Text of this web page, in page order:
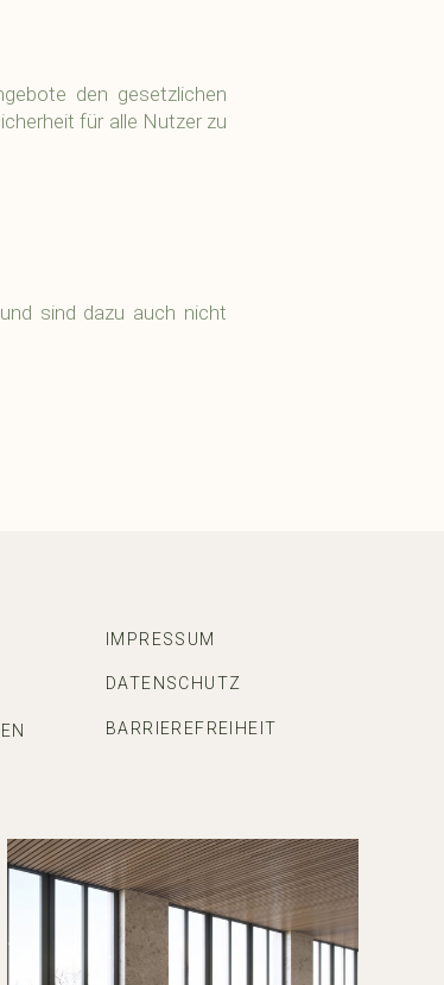
den gesetzlichen
für alle Nutzer zu
sind dazu auch nicht
DATENSCHUTZ
IMPRESSUM
BARRIEREFREIHEIT